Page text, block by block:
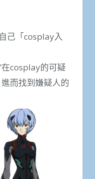
己「cosplay入
cosplay的可疑
而找到嫌疑人的